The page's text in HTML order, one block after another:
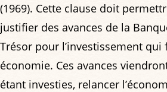
(1969). Cette clause doit
justifier des avances de la
Trésor pour l’investissement
économie. Ces avances
étant investies, relancer